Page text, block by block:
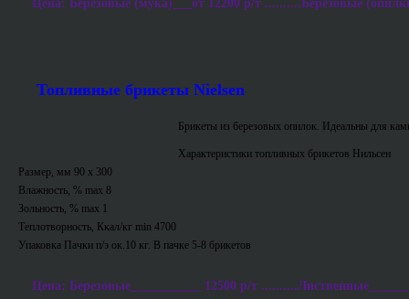
Цена: Березовые (мука)___от 12200 р/т ..........Березовые
Топливные брикеты Nielsen
Брикеты из березовых опилок. Идеальны для
Характеристики топливных брикетов Нильсен
Размер, мм 90 х 300
Влажность, % max 8
Зольность, % max 1
Теплотворность, Ккал/кг min 4700
Упаковка Пачки п/э ок.10 кг. В пачке 5-8 брикетов
Цена: Березовые___________ 12500 р/т